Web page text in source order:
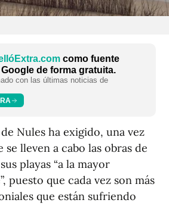
como fuente
de forma gratuita.
con las últimas noticias de
Nules ha exigido, una vez
se lleven a cabo las obras de
playas “a la mayor
puesto que cada vez son más
que están sufriendo